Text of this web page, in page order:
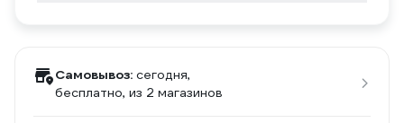
Самовывоз: сегодня,
бесплатно, из 2 магазинов